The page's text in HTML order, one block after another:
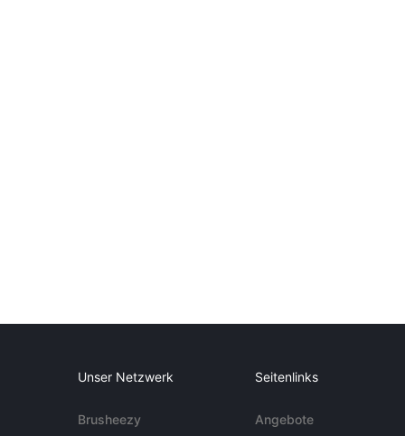
Unser Netzwerk
Brusheezy
Seitenlinks
Angebote